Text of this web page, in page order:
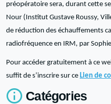
préopératoire sera, durant cette
Nour (Institut Gustave Roussy,
de réduction des échauffements
radiofréquence en IRM, par
Pour accéder gratuitement à ce
suffit de s’inscrire sur ce Lien de
Catégories